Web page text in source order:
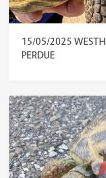
15/05/2025
PERDUE